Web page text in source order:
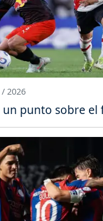
/ 2026
un punto sobre el